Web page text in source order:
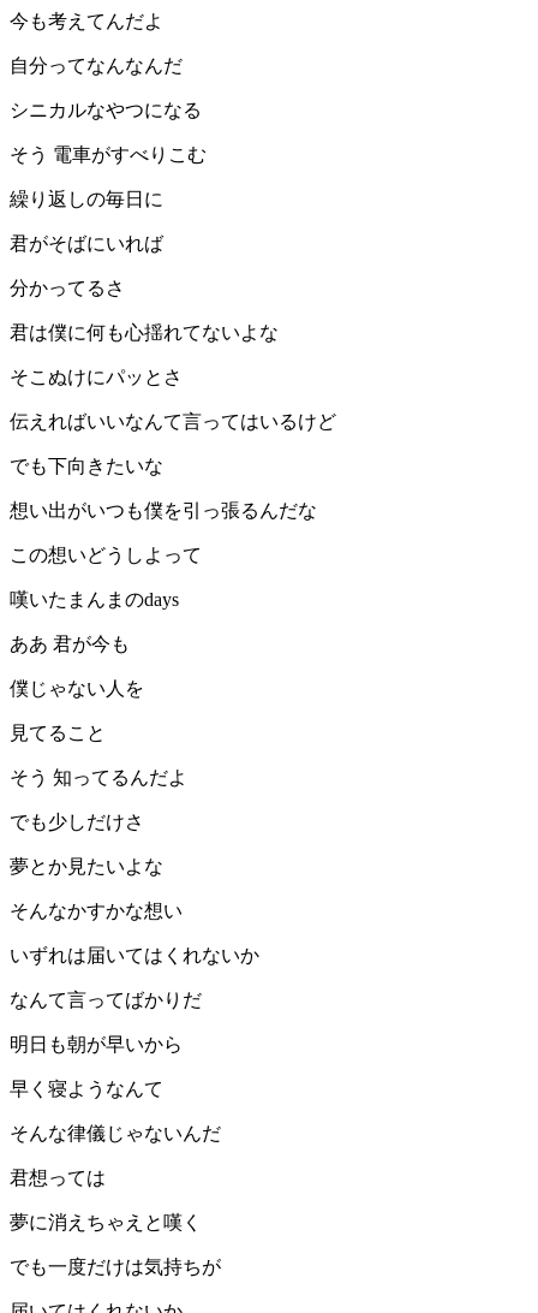
今も考えてんだよ
自分ってなんなんだ
シニカルなやつになる
そう 電車がすべりこむ
繰り返しの毎日に
君がそばにいれば
分かってるさ
君は僕に何も心揺れてないよな
そこぬけにパッとさ
伝えればいいなんて言ってはいるけど
でも下向きたいな
想い出がいつも僕を引っ張るんだな
この想いどうしよって
嘆いたまんまのdays
ああ 君が今も
僕じゃない人を
見てること
そう 知ってるんだよ
でも少しだけさ
夢とか見たいよな
そんなかすかな想い
いずれは届いてはくれないか
なんて言ってばかりだ
明日も朝が早いから
早く寝ようなんて
そんな律儀じゃないんだ
君想っては
夢に消えちゃえと嘆く
でも一度だけは気持ちが